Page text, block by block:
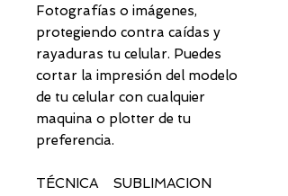
Fotografías o imágenes,
protegiendo contra caídas y
rayaduras tu celular. Puedes
cortar la impresión del modelo
de tu celular con cualquier
maquina o plotter de tu
preferencia.
TÉCNICA
SUBLIMACION